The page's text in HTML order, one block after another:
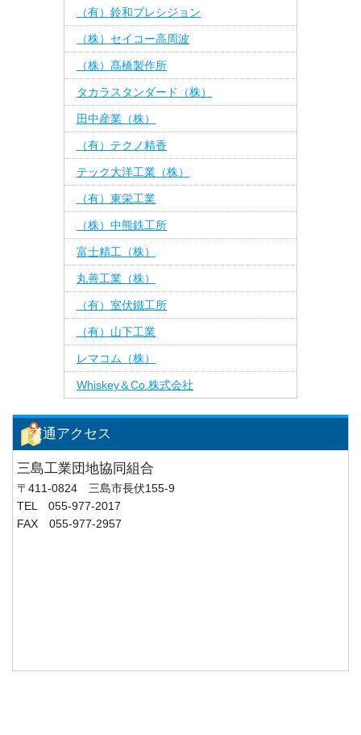
（有）鈴和プレシジョン
（株）セイコー高周波
（株）髙橋製作所
タカラスタンダード（株）
田中産業（株）
（有）テクノ精香
テック大洋工業（株）
（有）東栄工業
（株）中熊鉄工所
富士精工（株）
丸善工業（株）
（有）室伏鐵工所
（有）山下工業
レマコム（株）
Whiskey＆Co.株式会社
交通アクセス
三島工業団地協同組合
〒411-0824 三島市長伏155-9
TEL 055-977-2017
FAX 055-977-2957